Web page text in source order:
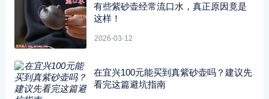
有些紫砂壶经常流口水，真正原因竟是
这样！
2026-03-12
在宜兴100元能买到真紫砂壶吗？建议先
看完这篇避坑指南